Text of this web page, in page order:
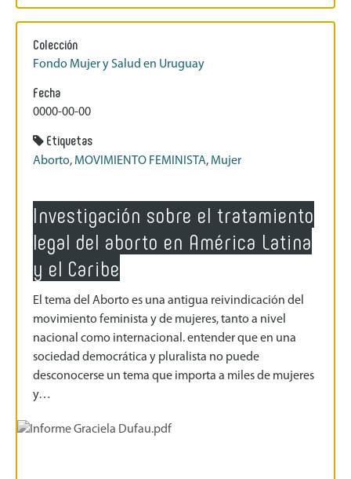
Colección
Fondo Mujer y Salud en Uruguay
Fecha
0000-00-00
Etiquetas
Aborto, MOVIMIENTO FEMINISTA, Mujer
Investigación sobre el tratamiento
legal del aborto en América Latina
y el Caribe
El tema del Aborto es una antigua reivindicación del
movimiento feminista y de mujeres, tanto a nivel
nacional como internacional. entender que en una
sociedad democrática y pluralista no puede
desconocerse un tema que importa a miles de mujeres
y…